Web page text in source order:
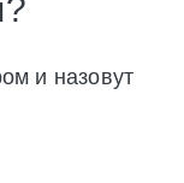
и назовут